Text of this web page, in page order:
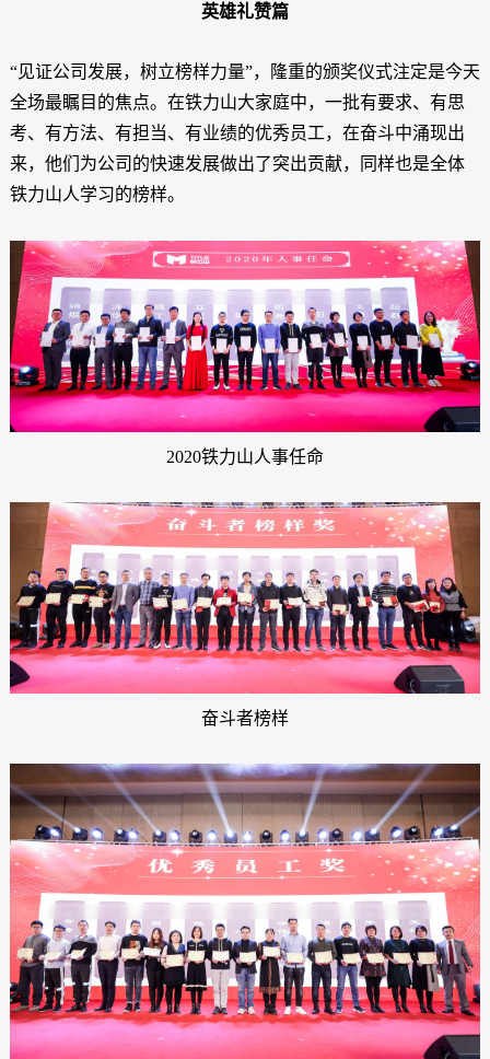
英雄礼赞篇
“见证公司发展，树立榜样力量”，隆重的颁奖仪式注定是今天
全场最瞩目的焦点。在铁力山大家庭中，一批有要求、有思
考、有方法、有担当、有业绩的优秀员工，在奋斗中涌现出
来，他们为公司的快速发展做出了突出贡献，同样也是全体
铁力山人学习的榜样。
2020铁力山人事任命
奋斗者榜样